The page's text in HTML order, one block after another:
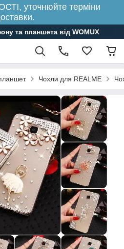
уточнюйте терміни
та планшета від WOMUX
Чохли для REALME